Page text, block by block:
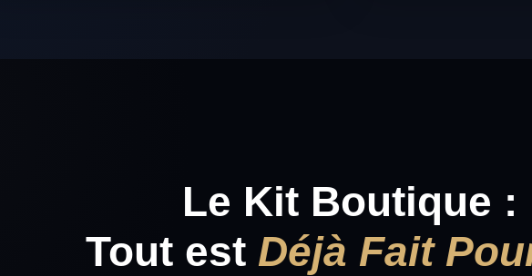
Le Kit Boutique :
Tout est Déjà Fait